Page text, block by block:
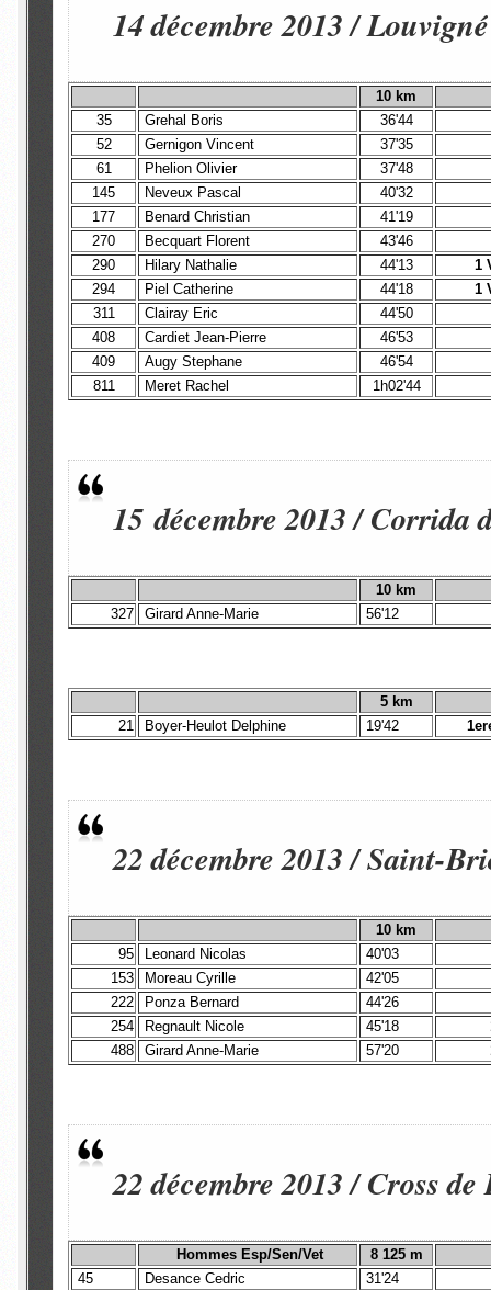
14 décembre 2013 /
10 km
35
Grehal Boris
36'44
52
Gernigon Vincent
37'35
61
Phelion Olivier
37'48
145
Neveux Pascal
40'32
177
Benard Christian
41'19
270
Becquart Florent
43'46
290
Hilary Nathalie 44'13
1
294
Piel Catherine 44'18
1
311
Clairay Eric
44'50
408
Cardiet Jean-Pierre
46'53
409
Augy Stephane
46'54
811
Meret Rachel 1h02'44
15 décembre 2013 / Corrida
10 km
327
Girard Anne-Marie 56'12
5 km
21
Boyer-Heulot Delphine 19'42
22 décembre 2013 / Saint-
10 km
95
Leonard Nicolas
40'03
153
Moreau Cyrille
42'05
222
Ponza Bernard
44'26
254
Regnault Nicole 45'18
488
Girard Anne-Marie 57'20
22 décembre 2013 / Cross
Hommes Esp/Sen/Vet
8 125 m
45
Desance Cedric
31'24